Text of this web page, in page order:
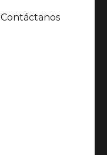
Contáctanos